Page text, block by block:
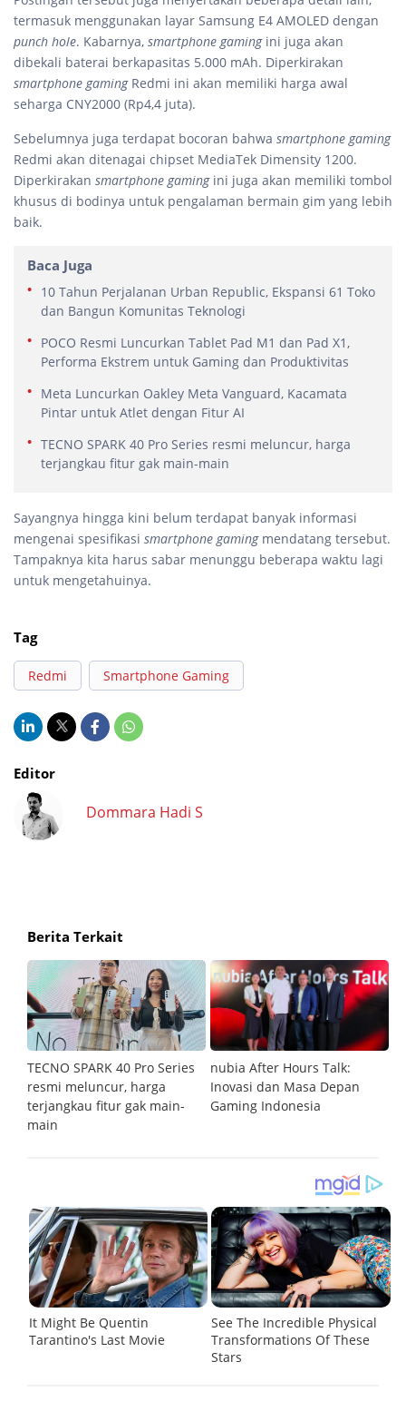
termasuk menggunakan layar Samsung E4 AMOLED dengan
punch hole. Kabarnya, smartphone gamingini juga akan
dibekali baterai berkapasitas 5.000 mAh. Diperkirakan
smartphone gamingRedmi ini akan memiliki harga awal
seharga CNY2000 (Rp4,4 juta).
Sebelumnya juga terdapat bocoran bahwa smartphone gaming
Redmi akan ditenagai chipset MediaTek Dimensity 1200.
Diperkirakan smartphone gamingini juga akan memiliki tombol
khusus di bodinya untuk pengalaman bermain gim yang lebih
baik.
Baca Juga
10 Tahun Perjalanan Urban Republic, Ekspansi 61 Toko
dan Bangun Komunitas Teknologi
POCO Resmi Luncurkan Tablet Pad M1 dan Pad X1,
Performa Ekstrem untuk Gaming dan Produktivitas
Meta Luncurkan Oakley Meta Vanguard, Kacamata
Pintar untuk Atlet dengan Fitur AI
TECNO SPARK 40 Pro Series resmi meluncur, harga
terjangkau fitur gak main-main
Sayangnya hingga kini belum terdapat banyak informasi
mengenai spesifikasi smartphone gamingmendatang tersebut.
Tampaknya kita harus sabar menunggu beberapa waktu lagi
untuk mengetahuinya.
Tag
Redmi Smartphone Gaming
Editor
Dommara Hadi S
Berita Terkait
TECNO SPARK 40 Pro Series
resmi meluncur, harga
terjangkau fitur gak main-
main
nubia After Hours Talk:
Inovasi dan Masa Depan
Gaming Indonesia